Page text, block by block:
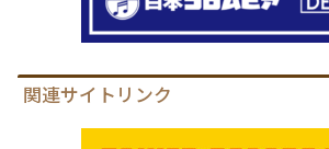
関連サイトリンク